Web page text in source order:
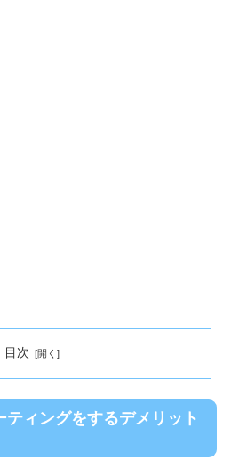
目次
ティングをするデメリット